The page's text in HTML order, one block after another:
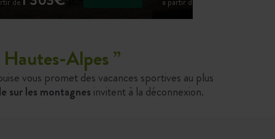
Hautes-Alpes”
vous promet des vacances sportives au plus
sur les montagnes invitent à la déconnexion.